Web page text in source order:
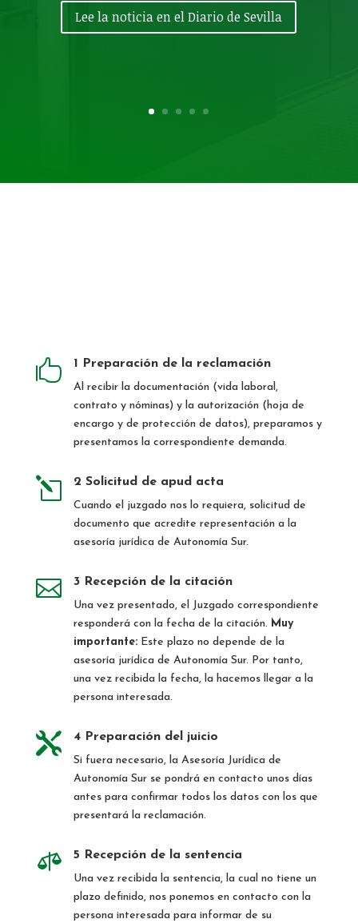
Lee la noticia en el Diario de Sevilla
 1 Preparación de la reclamación
Al recibir la documentación (vida laboral,
contrato y nóminas) y la autorización (hoja de
encargo y de protección de datos), preparamos y
presentamos la correspondiente demanda.
l 2 Solicitud de apud acta
Cuando el juzgado nos lo requiera, solicitud de
documento que acredite representación a la
asesoría jurídica de Autonomía Sur.
 3 Recepción de la citación
Una vez presentado, el Juzgado correspondiente
responderá con la fecha de la citación. Muy
importante:Este plazo no depende de la
asesoría jurídica de Autonomía Sur. Por tanto,
una vez recibida la fecha, la hacemos llegar a la
persona interesada.
 4 Preparación del juicio
Si fuera necesario, la Asesoría Jurídica de
Autonomía Sur se pondrá en contacto unos días
antes para confirmar todos los datos con los que
presentará la reclamación.
 5 Recepción de la sentencia
Una vez recibida la sentencia, la cual no tiene un
plazo definido, nos ponemos en contacto con la
persona interesada para informar de su